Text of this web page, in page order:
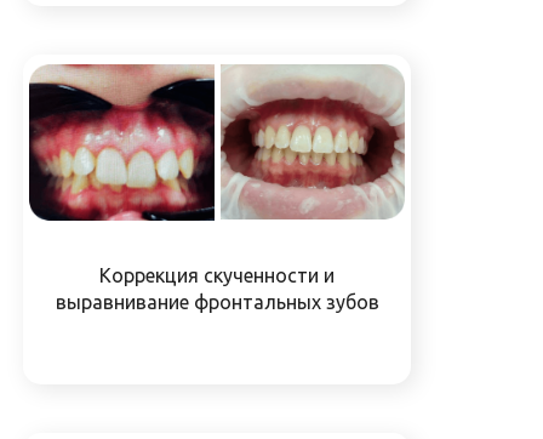
Коррекция скученности и
выравнивание фронтальных зубов